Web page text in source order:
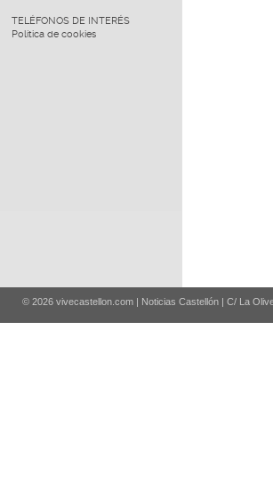
TELÉFONOS DE INTERÉS
Política de cookies
© 2026 vivecastellon.com | Noticias Castellón | C/ La